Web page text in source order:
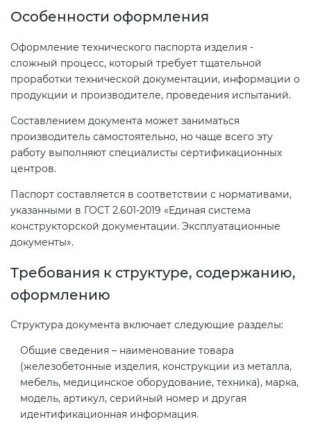
Особенности оформления
Оформление технического паспорта изделия -
сложный процесс, который требует тщательной
проработки технической документации, информации о
продукции и производителе, проведения испытаний.
Составлением документа может заниматься
производитель самостоятельно, но чаще всего эту
работу выполняют специалисты сертификационных
центров.
Паспорт составляется в соответствии с нормативами,
указанными в ГОСТ 2.601-2019 «Единая система
конструкторской документации. Эксплуатационные
документы».
Требования к структуре, содержанию,
оформлению
Структура документа включает следующие разделы:
Общие сведения – наименование товара
(железобетонные изделия, конструкции из металла,
мебель, медицинское оборудование, техника), марка,
модель, артикул, серийный номер и другая
идентификационная информация.
оборудования (ТР ТС 010)
Сертификация средств
индивидуальной защиты (ТР ТС
019)
Действующие технические
регламенты